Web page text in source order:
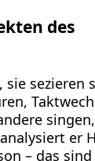
des
sezieren
er
– das